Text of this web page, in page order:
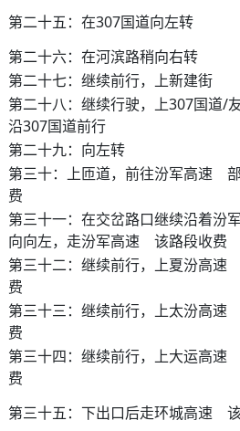
第二十五：在307国道向左转
第二十六：在河滨路稍向右转
第二十七：继续前行，上新建街
第二十八：继续行驶，上307国道/
沿307国道前行
第二十九：向左转
第三十：上匝道，前往汾军高速
费
第三十一：在交岔路口继续沿着汾
向向左，走汾军高速 该路段收费
第三十二：继续前行，上夏汾高
费
第三十三：继续前行，上太汾高
费
第三十四：继续前行，上大运高
费
第三十五：下出口后走环城高速